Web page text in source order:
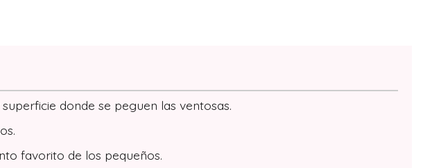
donde se peguen las ventosas.
favorito de los pequeños.